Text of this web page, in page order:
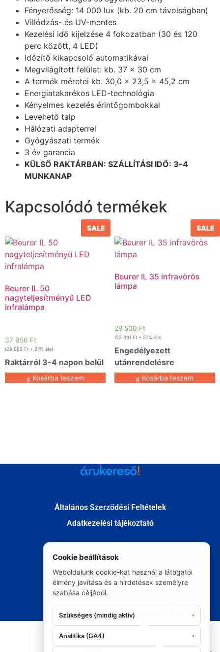
Fényerősség: 14 000 lux (kb. 20 cm távolságban)
Villódzás- és UV-mentes
Kezelési idő kijelzése 4 fokozatban (30 és 120
perc között, 4 LED)
Időzítő kikapcsoló automatikával
Megvilágított felület: kb. 37 x 30 cm
A termék méretei kb. 30,0 x 23,5 x 45,2 cm
Energiatakarékos LED-technológia
Kényelmes kezelés érintőgombokkal
Levehető talp
Hálózati adapterrel
Gyógyászati termék
3 év garancia
KÜLSŐ RAKTÁRBAN: SZÁLLÍTÁSI IDŐ: 3-4
MUNKANAP
Kapcsolódó termékek
SALE
Beurer IL 50
nagyteljesítményű LED
infralámpa
37 950 Ft
(29 882 Ft + 27% áfa)
Raktárról 3-4 napon belül
Kosárba teszem
SALE
Beurer IL 35 infravörös
lámpa
28 500 Ft
(22 441 Ft+ 27% áfa)
Engedélyezett
utánrendelésre
Kosárba teszem
Általános Szerződési Feltételek
Adatkezelési tájékoztató
Fizetés
Szállítás
Kapcsolat
Elállás
© Minden jog fenntartva 2020
Cookie beállítások
Weboldalunk cookie-kat használ a látogatói
élmény javítása és a hirdetések személyre
szabása céljából.
Szükséges (mindig aktív) ▾
Analitika (GA4) ▾